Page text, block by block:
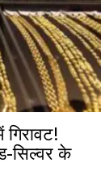
सिल्वर के